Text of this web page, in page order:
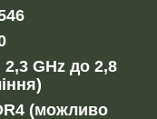
GHz до 2,8
(можливо